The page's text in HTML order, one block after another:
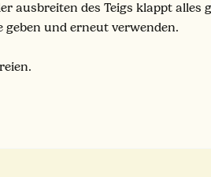
ausbreiten des Teigs klappt alles
geben und erneut verwenden.